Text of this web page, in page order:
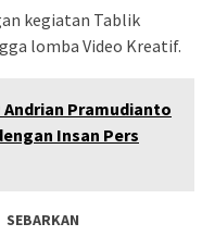
kegiatan Tablik
lomba Video Kreatif.
Andrian Pramudianto
Insan Pers
SEBARKAN